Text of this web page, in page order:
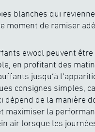
blanches qui
moment de remiser
ewool peuvent
en profitant des
jusqu’à
consignes simples,
de la manière
maximiser la
air lorsque les